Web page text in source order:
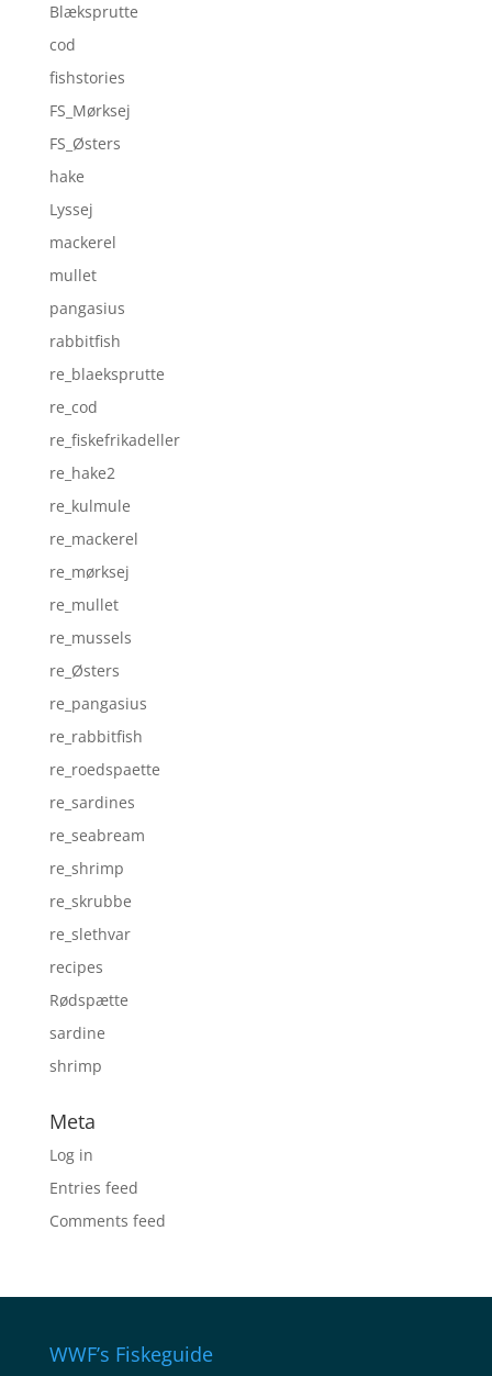
Blæksprutte
cod
fishstories
FS_Mørksej
FS_Østers
hake
Lyssej
mackerel
mullet
pangasius
rabbitfish
re_blaeksprutte
re_cod
re_fiskefrikadeller
re_hake2
re_kulmule
re_mackerel
re_mørksej
re_mullet
re_mussels
re_Østers
re_pangasius
re_rabbitfish
re_roedspaette
re_sardines
re_seabream
re_shrimp
re_skrubbe
re_slethvar
recipes
Rødspætte
sardine
shrimp
Meta
Log in
Entries feed
Comments feed
WWF’s Fiskeguide